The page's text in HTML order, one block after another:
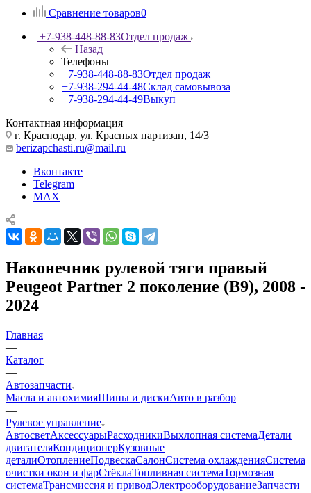
Сравнение товаров0
+7-938-448-88-83Отдел продаж
Назад
Телефоны
+7-938-448-88-83Отдел продаж
+7-938-294-44-48Склад самовывоза
+7-938-294-44-49Выкуп
Контактная информация
г. Краснодар, ул. Красных партизан, 14/3
berizapchasti.ru@mail.ru
Вконтакте
Telegram
MAX
Наконечник рулевой тяги правый
Peugeot Partner 2 поколение (B9), 2008 -
2024
Главная
—
Каталог
—
Автозапчасти
Масла и автохимияШины и дискиАвто в разбор
—
Рулевое управление
АвтосветАксессуарыРасходникиВыхлопная системаДетали
двигателяКондиционерКузовные
деталиОтоплениеПодвескаСалонСистема охлажденияСистема
очистки окон и фарСтёклаТопливная системаТормозная
системаТрансмиссия и приводЭлектрооборудованиеЗапчасти